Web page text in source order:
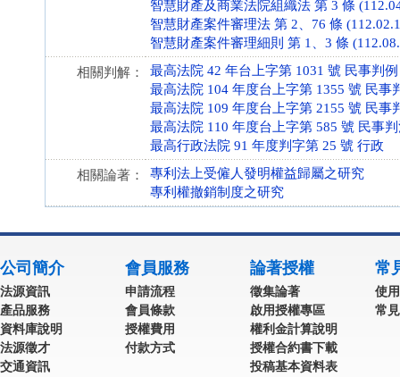
智慧財產及商業法院組織法 第 3 條
智慧財產案件審理法 第 2、76 條
智慧財產案件審理細則 第 1、3 條
相關判解：
最高法院 42 年台上字第 1031 號 民事判例
最高法院 104 年度台上字第 1355 號 民事
最高法院 109 年度台上字第 2155 號 民事
最高法院 110 年度台上字第 585 號 民事
最高行政法院 91 年度判字第 25 號 行政
相關論著：
專利法上受僱人發明權益歸屬之研究
專利權撤銷制度之研究
公司簡介
法源資訊
產品服務
資料庫說明
法源徵才
交通資訊
會員服務
申請流程
會員條款
授權費用
付款方式
論著授權
徵集論著
啟用授權專區
權利金計算說明
授權合約書下載
投稿基本資料表
常
使
常